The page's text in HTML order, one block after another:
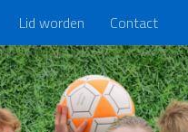
Lid worden Contact